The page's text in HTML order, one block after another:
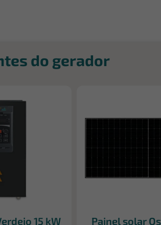
do gerador
15 kW Painel solar